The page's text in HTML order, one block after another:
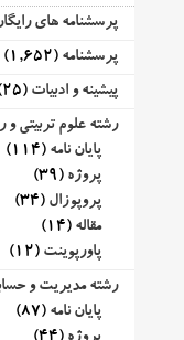
پرسشنامه های
پرسشنامه (1,652)
پیشینه و ادبیات (25)
رشته علوم تربیتی و
پایان نامه (114)
پروژه (39)
پروپوزال (34)
مقاله (14)
پاورپوینت (12)
رشته مدیریت و
پایان نامه (87)